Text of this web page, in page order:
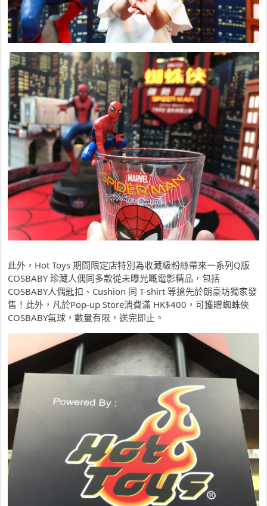
此外，Hot Toys 期間限定店特別為收藏級粉絲帶來一系列Q版
COSBABY 珍藏人偶同多款從未曝光嘅電影精品，包括
COSBABY人偶匙扣、Cushion 同 T-shirt 等搶先於朗豪坊獨家發
售！此外，凡於Pop-up Store消費滿 HK$400，可獲贈蜘蛛俠
COSBABY氣球，數量有限，送完即止。